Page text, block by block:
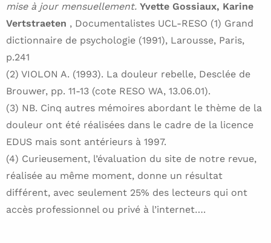
mise à jour mensuellement. Yvette Gossiaux, Karine
Vertstraeten , Documentalistes UCL-RESO (1) Grand
dictionnaire de psychologie (1991), Larousse, Paris,
p.241
(2) VIOLON A. (1993). La douleur rebelle, Desclée de
Brouwer, pp. 11-13 (cote RESO WA, 13.06.01).
(3) NB. Cinq autres mémoires abordant le thème de la
douleur ont été réalisées dans le cadre de la licence
EDUS mais sont antérieurs à 1997.
(4) Curieusement, l’évaluation du site de notre revue,
réalisée au même moment, donne un résultat
différent, avec seulement 25% des lecteurs qui ont
accès professionnel ou privé à l’internet….